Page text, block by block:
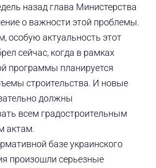
назад глава Министерства
о важности этой проблемы.
особую актуальность этот
сейчас, когда в рамках
программы планируется
строительства. И новые
должны
всем градостроительным
актам.
базе украинского
произошли серьезные